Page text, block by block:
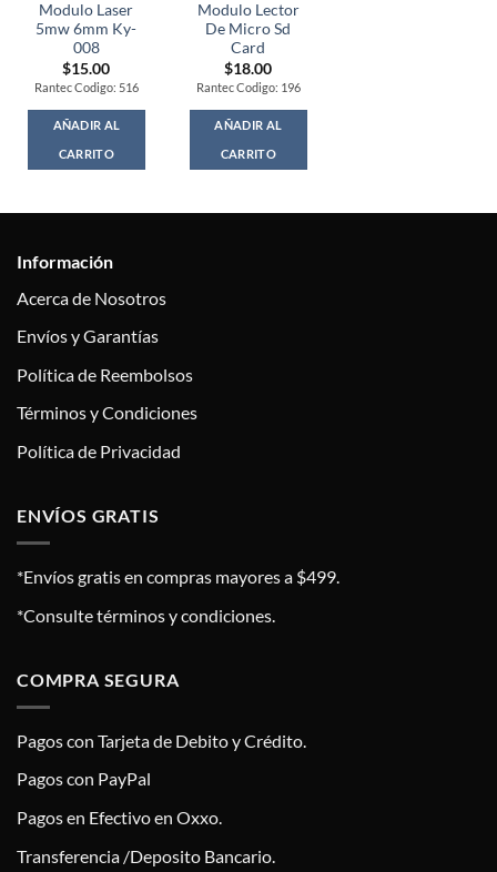
Modulo Laser
5mw 6mm Ky-
008
$15.00
Rantec Codigo: 516
AÑADIR AL
CARRITO
Modulo Lector
De Micro Sd
Card
$18.00
Rantec Codigo: 196
AÑADIR AL
CARRITO
Información
Acerca de Nosotros
Envíos y Garantías
Política de Reembolsos
Términos y Condiciones
Política de Privacidad
ENVÍOS GRATIS
*Envíos gratis en compras mayores a $499.
*Consulte términos y condiciones.
COMPRA SEGURA
Pagos con Tarjeta de Debito y Crédito.
Pagos con PayPal
Pagos en Efectivo en Oxxo.
Transferencia /Deposito Bancario.